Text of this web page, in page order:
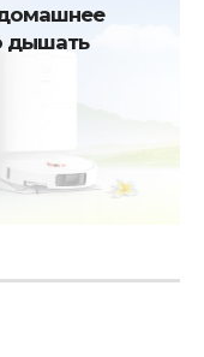
домашнее
дышать